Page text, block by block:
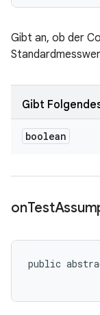
Gibt an, ob der
Gibt
boolean
onTest
public